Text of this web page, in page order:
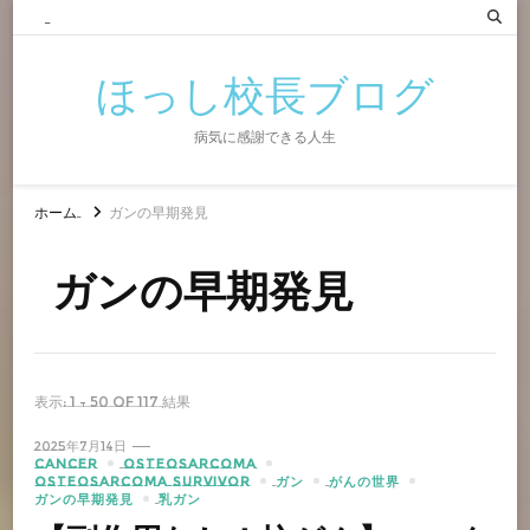
ほっし校長ブログ
病気に感謝できる人生
ホーム ガンの早期発見
ガンの早期発見
表示: 1 - 50 of 117 結果
2025年7月14日
CANCER
OSTEOSARCOMA
OSTEOSARCOMA SURVIVOR
ガン
がんの世界
ガンの早期発見
乳ガン